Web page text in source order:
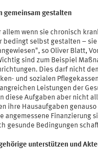
gemeinsam gestalten
allem wenn sie chronisch
bedingt selbst gestalten –
so Oliver Blatt,
sind zum Beispiel
Dies darf nicht
und sozialen
Leistungen der
diese Aufgaben aber nicht
ihre Hausaufgaben
angemessene Finanzierung
gesunde Bedingungen
unterstützen und